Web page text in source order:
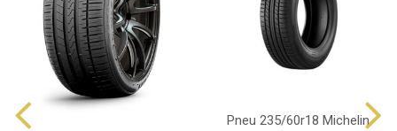
Pneu 235/60r18 Michelin